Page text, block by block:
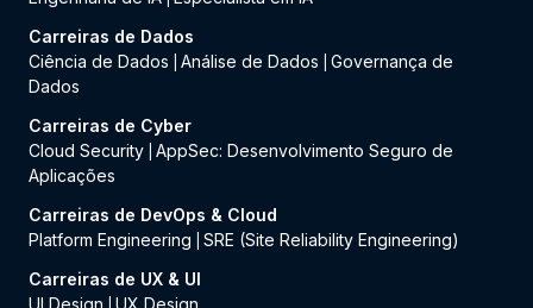
Carreiras de Dados
Ciência de Dados
Análise de Dados
Governança de
Dados
Carreiras de Cyber
Cloud Security AppSec: Desenvolvimento Seguro de
Aplicações
Carreiras de DevOps & Cloud
Platform Engineering
SRE (Site Reliability Engineering)
Carreiras de UX & UI
UI Design
UX Design